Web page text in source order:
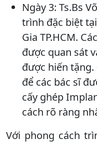
Ngày 3: Ts.Bs
trình đặc biệt
Gia TP.HCM.
được quan sát
được hiến
để các bác sĩ
cấy ghép
cách rõ ràng
Với phong cách